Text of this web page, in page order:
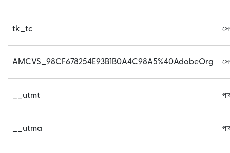
tk_tc
AMCVS_98CF678254E93B1B0A4C98A5%40AdobeOrg
__utmt
__utma